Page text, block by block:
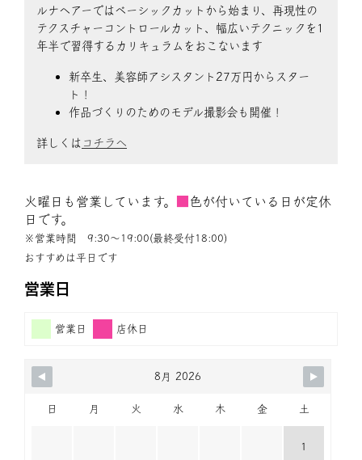
ルナヘアーではベーシックカットから始まり、再現性の
テクスチャーコントロールカット、幅広いテクニックを1
年半で習得するカリキュラムをおこないます
新卒生、美容師アシスタント27万円からスター
ト！
作品づくりのためのモデル撮影会も開催！
詳しくは コチラへ
火曜日も営業しています。
色が付いている日が定休
日です。
※営業時間 9:30〜19:00(最終受付18:00)
おすすめは平日です
営業日
営業日 店休日
8月 2026
日 月 火 水 木 金 土
1